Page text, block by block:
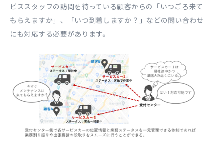
ビススタッフの訪問を待っている顧客からの「いつごろ来て
もらえますか」、「いつ到着しますか？」などの問い合わせ
にも対応する必要があります。